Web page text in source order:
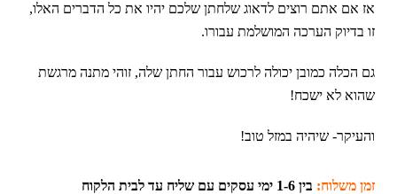
אז אם אתם רוצים לדאוג שלחתן שלכם יהיו את כל הדברים האלו,
זו בדיוק הערכה המושלמת עבורו.
גם הכלה כמובן יכולה לרכוש עבור החתן שלה, זוהי מתנה מרגשת
שהוא לא ישכח!
והעיקר- שיהיה במזל טוב!
זמן משלוח: בין 1-6 ימי עסקים עם שליח עד לבית הלקוח